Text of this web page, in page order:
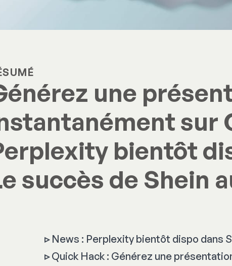
une
sur
bientôt
succès de Shein
▹News : Perplexity bientôt dispo dans
▹Quick Hack : Générez une